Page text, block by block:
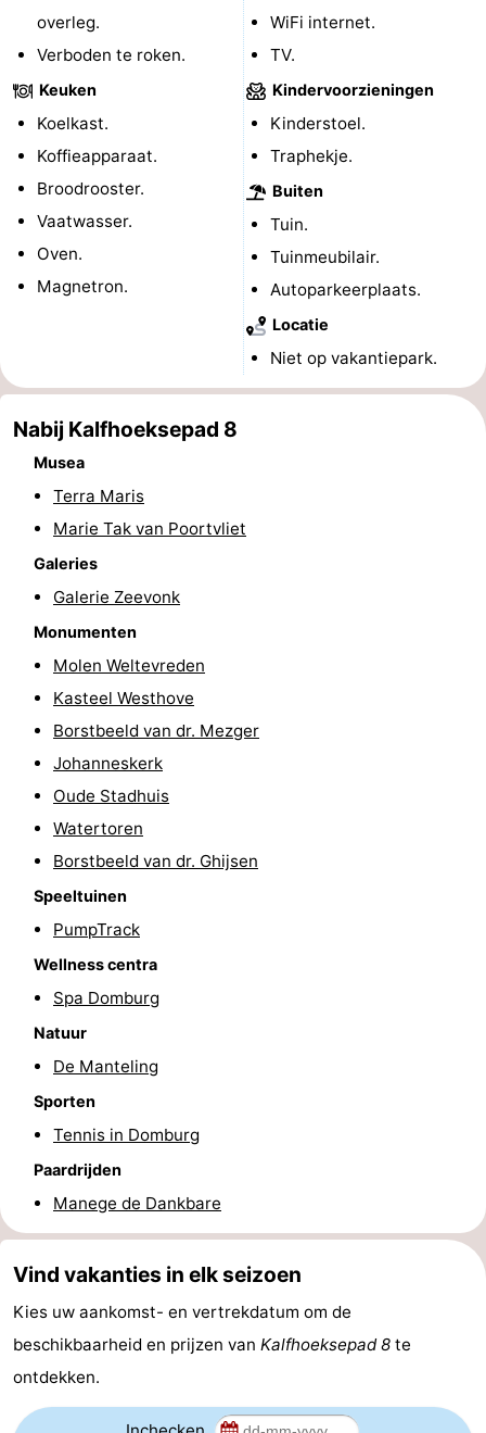
Route
-
Parkeren
Reisboekenwinkel
Nieuws
Medische
adressen
Regio
Duiveland
-
Renesse
Brouwershaven
Bruinisse
Zierikzee
Natuur
Oosterschelde
Burgh
Haamstede
Natuur
van
Walcheren
Veere
Oranjezon
Oostkapelle
Natuur
Mantelingen
Westkapelle
Zoutelande
Natuur
Walcherse
Dishoek
Middelburg
Zeeuws-
Vlaanderen
-
Nieuwvliet
overleg.
Verboden te roken.
Keuken
Koelkast.
Koffieapparaat.
Broodrooster.
Vaatwasser.
Oven.
Magnetron.
WiFi internet.
TV.
Kindervoorzieningen
Kinderstoel.
Traphekje.
Buiten
Tuin.
Tuinmeubilair.
Autoparkeerplaats.
Locatie
Niet op vakantiepark.
Nabij Kalfhoeksepad 8
Musea
Terra Maris
Marie Tak van Poortvliet
Galeries
Galerie Zeevonk
Monumenten
Molen Weltevreden
Kasteel Westhove
Borstbeeld van dr. Mezger
Johanneskerk
Oude Stadhuis
Watertoren
Borstbeeld van dr. Ghijsen
Speeltuinen
PumpTrack
Wellness centra
Spa Domburg
Natuur
De Manteling
Sporten
Tennis in Domburg
Paardrijden
Manege de Dankbare
Vind vakanties in elk seizoen
Kies uw aankomst- en vertrekdatum om de
beschikbaarheid en prijzen van Kalfhoeksepad 8 te
ontdekken.